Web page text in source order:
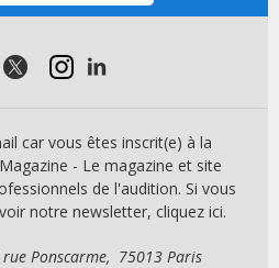
car vous êtes inscrit(e) à la
- Le magazine et site
de l'audition. Si vous
notre newsletter, cliquez ici.
Ponscarme, 75013 Paris